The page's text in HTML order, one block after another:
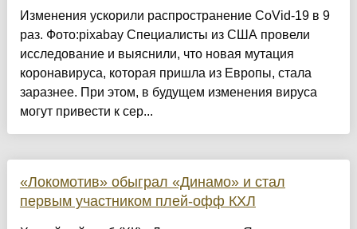
Изменения ускорили распространение CoVid-19 в 9
раз. Фото:pixabay Специалисты из США провели
исследование и выяснили, что новая мутация
коронавируса, которая пришла из Европы, стала
заразнее. При этом, в будущем изменения вируса
могут привести к сер...
«Локомотив» обыграл «Динамо» и стал
первым участником плей-офф КХЛ